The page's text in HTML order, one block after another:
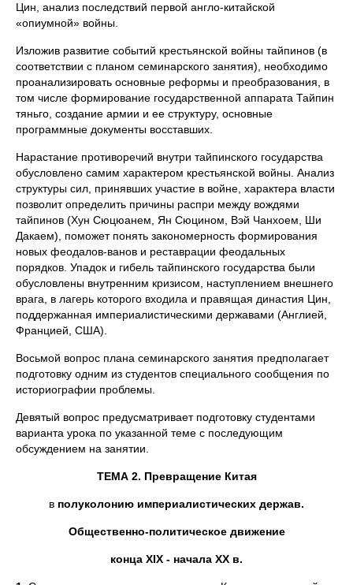
Цин, анализ последствий первой англо-китайской
«опиумной» войны.
Изложив развитие событий крестьянской войны тайпинов (в
соответствии с планом семинарского занятия), необходимо
проанализировать основные реформы и преобразования, в
том числе формирование государственной аппарата Тайпин
тяньго, создание армии и ее структуру, основные
программные документы восставших.
Нарастание противоречий внутри тайпинского государства
обусловлено самим характером крестьянской войны. Анализ
структуры сил, принявших участие в войне, характера власти
позволит определить причины распри между вождями
тайпинов (Хун Сюцюанем, Ян Сюцином, Вэй Чанхоем, Ши
Дакаем), поможет понять закономерность формирования
новых феодалов-ванов и реставрации феодальных
порядков. Упадок и гибель тайпинского государства были
обусловлены внутренним кризисом, наступлением внешнего
врага, в лагерь которого входила и правящая династия Цин,
поддержанная империалистическими державами (Англией,
Францией, США).
Восьмой вопрос плана семинарского занятия предполагает
подготовку одним из студентов специального сообщения по
историографии проблемы.
Девятый вопрос предусматривает подготовку студентами
варианта урока по указанной теме с последующим
обсуждением на занятии.
ТЕМА 2. Превращение Китая
в полуколонию империалистических держав.
Общественно-политическое движение
конца XIX - начала XX в.